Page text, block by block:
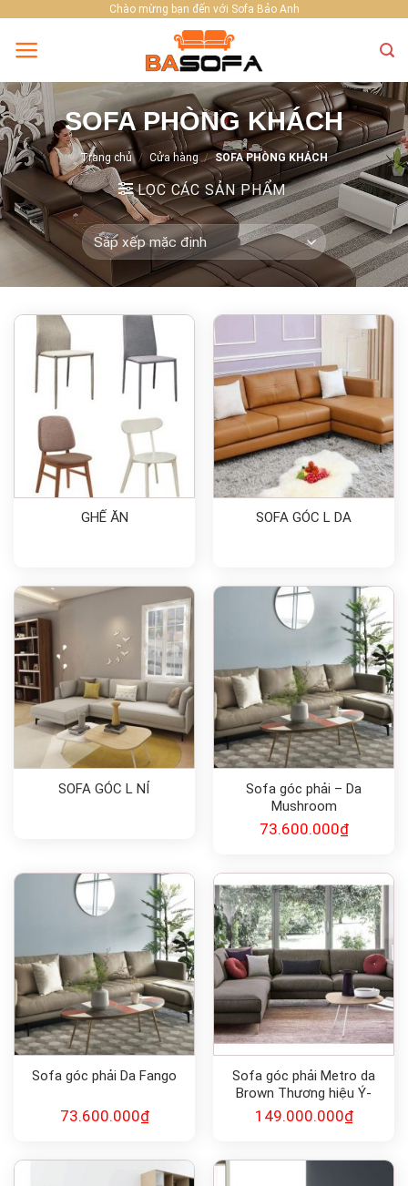
content
Chào mừng bạn đến với Sofa Bảo Anh
SOFA PHÒNG KHÁCH
Trang chủ / Cửa hàng / SOFA PHÒNG KHÁCH
LỌC CÁC SẢN PHẨM
GHẾ ĂN SOFA GÓC L DA
SOFA GÓC L NỈ
Sofa góc phải – Da
Mushroom
73.600.000₫
Sofa góc phải Da Fango
73.600.000₫
Sofa góc phải Metro da
Brown Thương hiệu Ý-
Calligaris
149.000.000₫